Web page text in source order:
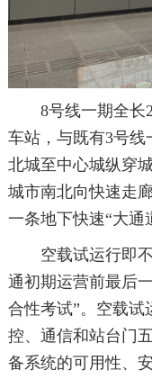
8号线一期全长
车站，与既有3号线
北城至中心城纵穿
城市南北向快速走
一条地下快速“大通
空载试运行即不
通初期运营前最后
合性考试”。空载试
控、通信和站台门
备系统的可用性、